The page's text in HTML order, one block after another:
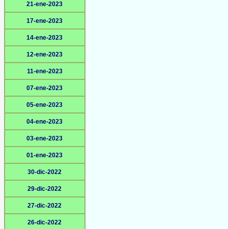
21-ene-2023
17-ene-2023
14-ene-2023
12-ene-2023
11-ene-2023
07-ene-2023
05-ene-2023
04-ene-2023
03-ene-2023
01-ene-2023
30-dic-2022
29-dic-2022
27-dic-2022
26-dic-2022